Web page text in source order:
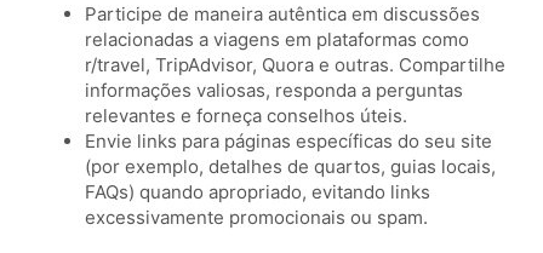
Participe de maneira autêntica em discussões
relacionadas a viagens em plataformas como
r/travel, TripAdvisor, Quora e outras. Compartilhe
informações valiosas, responda a perguntas
relevantes e forneça conselhos úteis.
Envie links para páginas específicas do seu site
(por exemplo, detalhes de quartos, guias locais,
FAQs) quando apropriado, evitando links
excessivamente promocionais ou spam.